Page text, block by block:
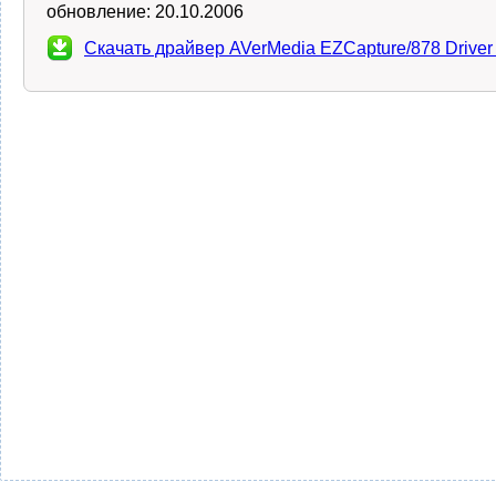
обновление: 20.10.2006
Скачать драйвер AVerMedia EZCapture/878